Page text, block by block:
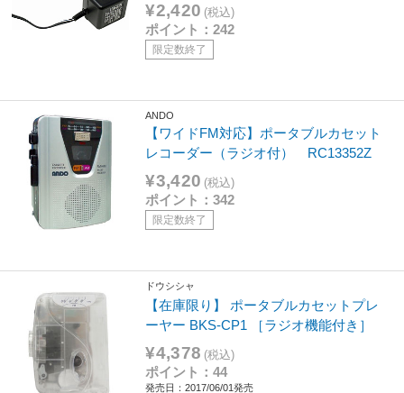
¥2,420 (税込)
ポイント：242
限定数終了
ANDO
【ワイドFM対応】ポータブルカセット
レコーダー（ラジオ付） RC13352Z
¥3,420 (税込)
ポイント：342
限定数終了
ドウシシャ
【在庫限り】 ポータブルカセットプレ
ーヤー BKS-CP1 ［ラジオ機能付き］
¥4,378 (税込)
ポイント：44
発売日：2017/06/01発売